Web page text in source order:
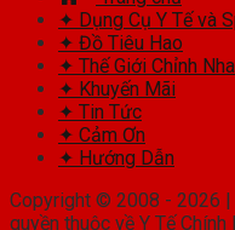
✦ Dụng Cụ Y Tế và
✦ Đồ Tiêu Hao
✦ Thế Giới Chỉnh Nha
✦ Khuyến Mãi
✦ Tin Tức
✦ Cảm Ơn
✦ Hướng Dẫn
Copyright © 2008 - 2026 |
quyền thuộc về Y Tế Chính